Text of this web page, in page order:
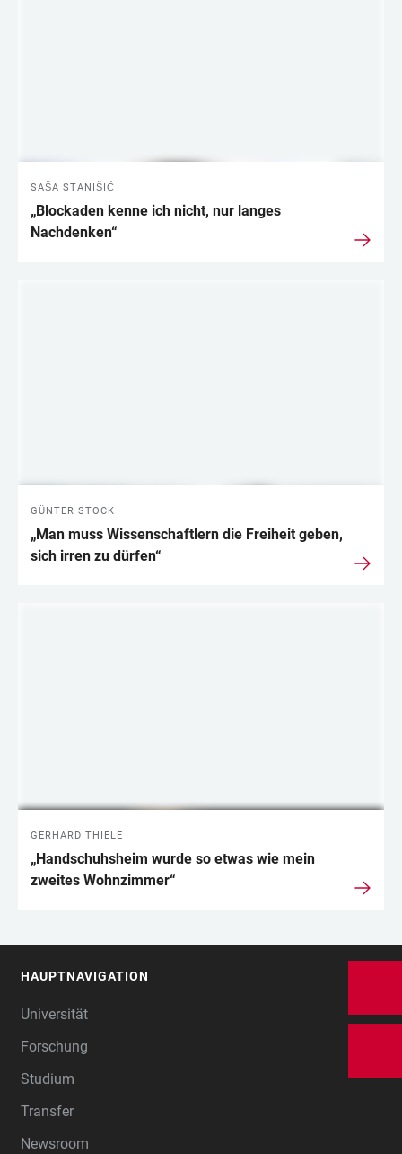
SAŠA STANIŠIĆ
„Blockaden kenne ich nicht, nur langes
Nachdenken“
GÜNTER STOCK
„Man muss Wissenschaftlern die Freiheit geben,
sich irren zu dürfen“
GERHARD THIELE
„Handschuhsheim wurde so etwas wie mein
zweites Wohnzimmer“
HAUPTNAVIGATION
Universität
Forschung
Studium
Transfer
Newsroom